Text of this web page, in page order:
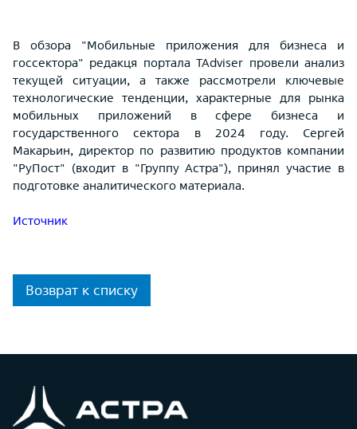
В обзора "Мобильные приложения для бизнеса и
госсектора" редакця портала TAdviser провели анализ
текущей ситуации, а также рассмотрели ключевые
технологические тенденции, характерные для рынка
мобильных приложений в сфере бизнеса и
государственного сектора в 2024 году. Сергей
Макарьин, директор по развитию продуктов компании
"РуПост" (входит в "Группу Астра"), принял участие в
подготовке аналитического материала.
Источник
Возврат к списку